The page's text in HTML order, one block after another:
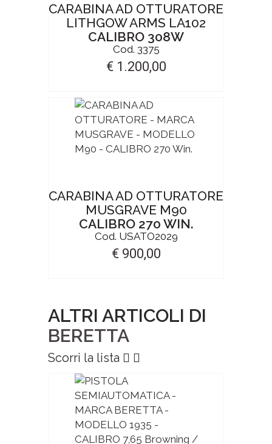
CARABINA AD OTTURATORE
LITHGOW ARMS LA102
CALIBRO 308W
Cod. 3375
€ 1.200,00
CARABINA AD OTTURATORE
MUSGRAVE M90
CALIBRO 270 WIN.
Cod. USATO2029
€ 900,00
ALTRI ARTICOLI DI
BERETTA
Scorri la lista